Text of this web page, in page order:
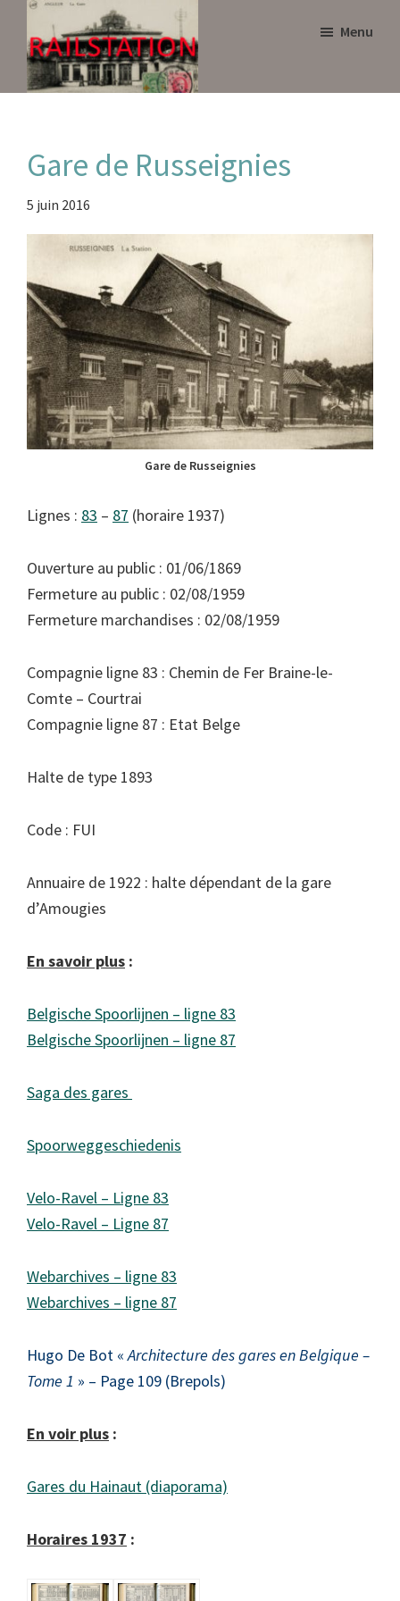
main
content
primary
sidebar
Menu
Gare de Russeignies
5 juin 2016
Gare de Russeignies
Lignes : 83 – 87 (horaire 1937)
Ouverture au public : 01/06/1869
Fermeture au public : 02/08/1959
Fermeture marchandises : 02/08/1959
Compagnie ligne 83 : Chemin de Fer Braine-le-
Comte – Courtrai
Compagnie ligne 87 : Etat Belge
Halte de type 1893
Code : FUI
Annuaire de 1922 : halte dépendant de la gare
d’Amougies
En savoir plus :
Belgische Spoorlijnen – ligne 83
Belgische Spoorlijnen – ligne 87
Saga des gares
Spoorweggeschiedenis
Velo-Ravel – Ligne 83
Velo-Ravel – Ligne 87
Webarchives – ligne 83
Webarchives – ligne 87
Hugo De Bot «Architecture des gares en Belgique –
Tome 1 » – Page 109 (Brepols)
En voir plus :
Gares du Hainaut (diaporama)
Horaires 1937 :